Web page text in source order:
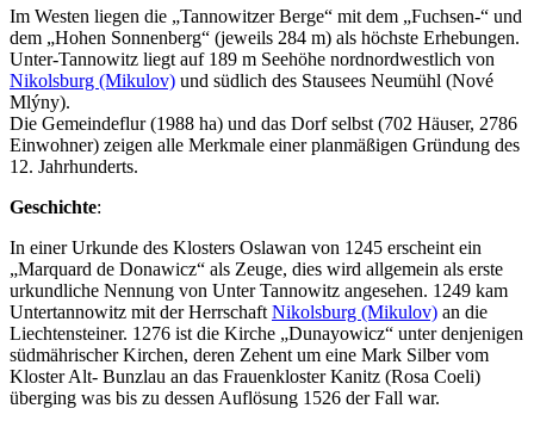
Im Westen liegen die „Tannowitzer Berge“ mit dem „Fuchsen-“ und
dem „Hohen Sonnenberg“ (jeweils 284 m) als höchste Erhebungen.
Unter-Tannowitz liegt auf 189 m Seehöhe nordnordwestlich von
Nikolsburg (Mikulov) und südlich des Stausees Neumühl (Nové
Mlýny).
Die Gemeindeflur (1988 ha) und das Dorf selbst (702 Häuser, 2786
Einwohner) zeigen alle Merkmale einer planmäßigen Gründung des
12. Jahrhunderts.
Geschichte:
In einer Urkunde des Klosters Oslawan von 1245 erscheint ein
„Marquard de Donawicz“ als Zeuge, dies wird allgemein als erste
urkundliche Nennung von Unter Tannowitz angesehen. 1249 kam
Untertannowitz mit der Herrschaft Nikolsburg (Mikulov) an die
Liechtensteiner. 1276 ist die Kirche „Dunayowicz“ unter denjenigen
südmährischer Kirchen, deren Zehent um eine Mark Silber vom
Kloster Alt- Bunzlau an das Frauenkloster Kanitz (Rosa Coeli)
überging was bis zu dessen Auflösung 1526 der Fall war.